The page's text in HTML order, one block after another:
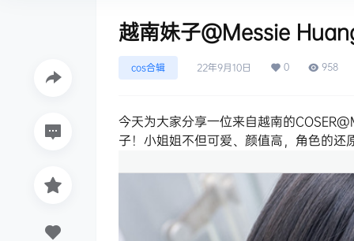
越南妹子@Messie
cos合辑 22年9月10日 0 958
今天为大家分享一位来自越南的
子！小姐姐不但可爱、颜值高，角色的